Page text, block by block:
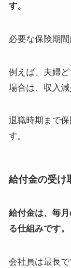
す。
必要な保険期
例えば、夫婦
場合は、収入減
退職時期まで
す。
給付金の受け
給付金は、毎
る仕組みです。
会社員は最長